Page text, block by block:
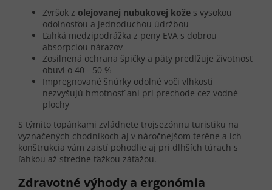
Zvršok z olejovanej nubukovej kože s vysokou
odolnosťou a jednoduchou údržbou
Ľahká medzipodrážka z peny EVA s dobrou
absorpciou nárazov
Zosilnená ochrana špičky a päty predlžuje životnosť
obuvi o 40 - 50 %
Impregnované šnúrky odolné voči vlhkosti
nezvyšujú hmotnosť ani pri prechode cez vodné
plochy
S týmito topánkami zvládnete trojsezónnu turistiku na
vyznačených chodníkoch aj v náročnejšom teréne a ich
konštrukcia vám zaistí pohodlie aj pri dlhších túrach s
ľahkou až stredne ťažkou záťažou.
Zdravotné výhody a ergonómia